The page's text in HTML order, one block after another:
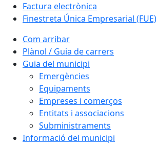
Factura electrònica
Finestreta Única Empresarial (FUE)
Com arribar
Plànol / Guia de carrers
Guia del municipi
Emergències
Equipaments
Empreses i comerços
Entitats i associacions
Subministraments
Informació del municipi